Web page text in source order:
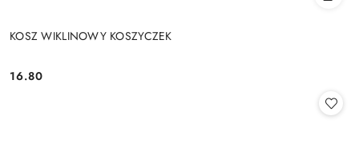
KOSZ WIKLINOWY KOSZYCZEK
Cena:
16.80